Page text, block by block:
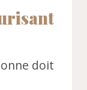
doit